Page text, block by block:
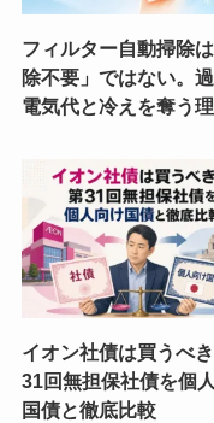
フィルター自動掃除
除不要」ではない。
電気代と冷えを奪う
イオン社債は買うべ
31回無担保社債を個
国債と徹底比較